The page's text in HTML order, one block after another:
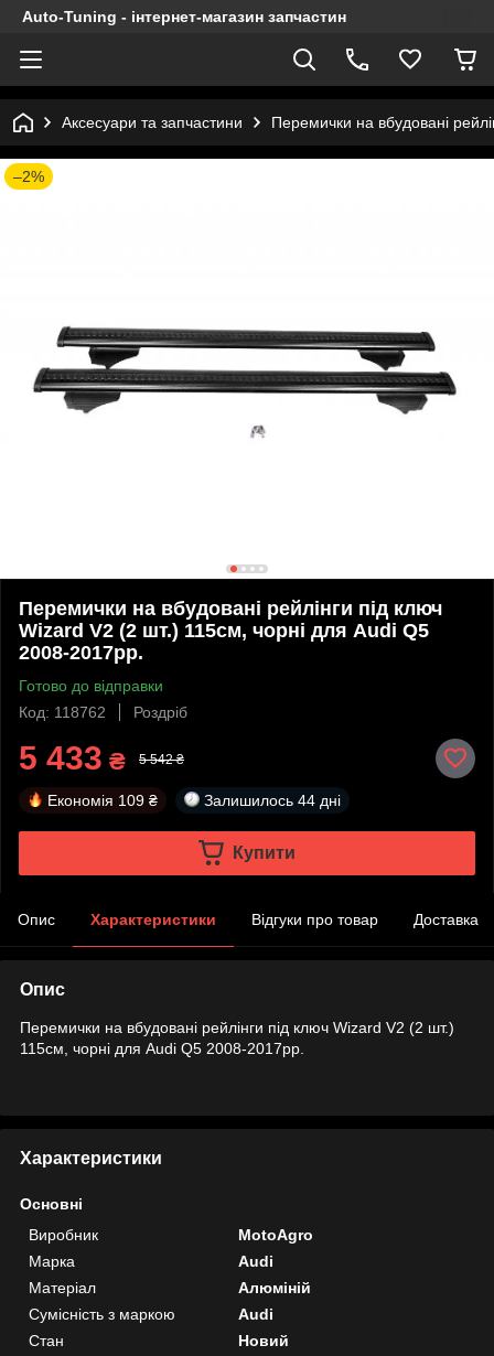
Auto-Tuning - інтернет-магазин запчастин
Аксесуари та запчастини Перемички на вбудовані
–2%
Перемички на вбудовані рейлінги під ключ
Wizard V2 (2 шт.) 115см, чорні для Audi Q5
2008-2017рр.
Готово до відправки
Код: 118762
Роздріб
5 433 ₴ 5 542 ₴
Економія 109 ₴ Залишилось 44 дні
Купити
Опис Характеристики Відгуки про товар Доставка
Опис
Перемички на вбудовані рейлінги під ключ Wizard V2 (2 шт.)
115см, чорні для Audi Q5 2008-2017рр.
Характеристики
Основні
Виробник
MotoAgro
Марка
Audi
Матеріал
Алюміній
Сумісність з маркою
Audi
Стан
Новий